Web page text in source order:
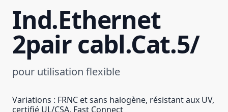
Ind.Ethernet
2pair cabl.Cat.5/
pour utilisation flexible
Variations : FRNC et sans halogène, résistant aux UV,
certifié UL/CSA, Fast Connect